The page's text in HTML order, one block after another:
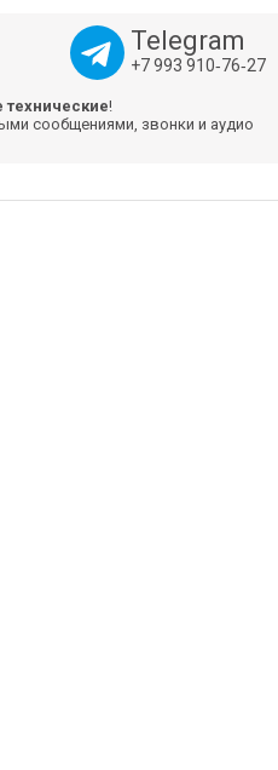
Telegram
+7 993 910‑76‑27
технические!
сообщениями, звонки и аудио